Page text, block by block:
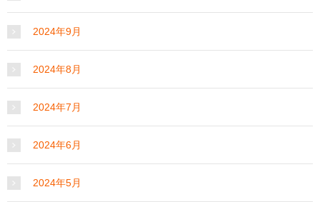
2024年9月
2024年8月
2024年7月
2024年6月
2024年5月